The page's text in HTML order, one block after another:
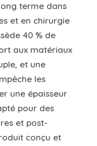
terme dans
et en chirurgie
40 % de
aux matériaux
et une
les
une épaisseur
pour des
et post-
conçu et